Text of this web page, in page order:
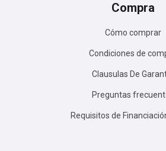
Compra
Cómo comprar
Condiciones de
Clausulas De
Preguntas
Requisitos de